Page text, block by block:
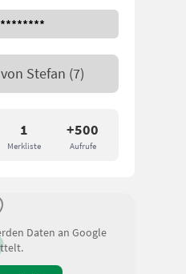
1
Merkliste
+500
Aufrufe
********
Stefan (7)
Daten an Google